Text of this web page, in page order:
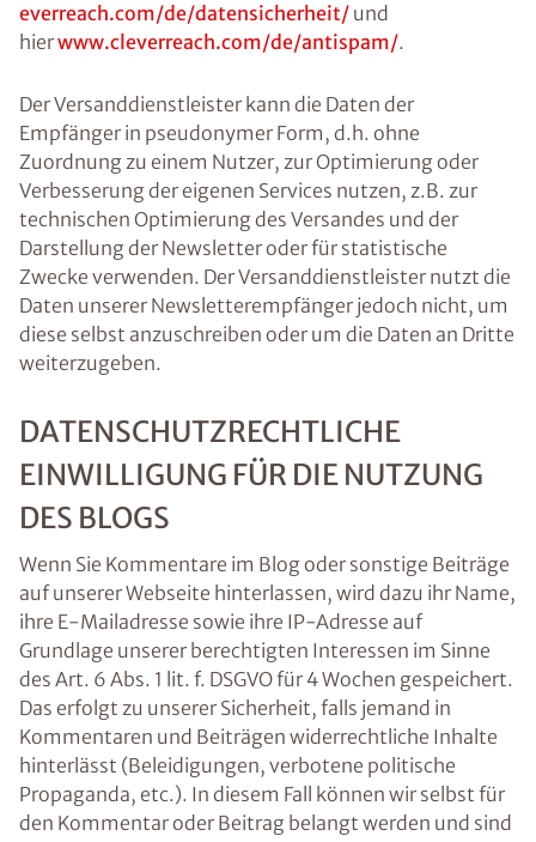
everreach.com/de/datensicherheit/ und
hierwww.cleverreach.com/de/antispam/.
Der Versanddienstleister kann die Daten der
Empfänger in pseudonymer Form, d.h. ohne
Zuordnung zu einem Nutzer, zur Optimierung oder
Verbesserung der eigenen Services nutzen, z.B. zur
technischen Optimierung des Versandes und der
Darstellung der Newsletter oder für statistische
Zwecke verwenden. Der Versanddienstleister nutzt die
Daten unserer Newsletterempfänger jedoch nicht, um
diese selbst anzuschreiben oder um die Daten an Dritte
weiterzugeben.
DATENSCHUTZRECHTLICHE
EINWILLIGUNG FÜR DIE NUTZUNG
DES BLOGS
Wenn Sie Kommentare im Blog oder sonstige Beiträge
auf unserer Webseite hinterlassen, wird dazu ihr Name,
ihre E-Mailadresse sowie ihre IP-Adresse auf
Grundlage unserer berechtigten Interessen im Sinne
des Art. 6 Abs. 1 lit. f. DSGVO für 4 Wochen gespeichert.
Das erfolgt zu unserer Sicherheit, falls jemand in
Kommentaren und Beiträgen widerrechtliche Inhalte
hinterlässt (Beleidigungen, verbotene politische
Propaganda, etc.). In diesem Fall können wir selbst für
den Kommentar oder Beitrag belangt werden und sind